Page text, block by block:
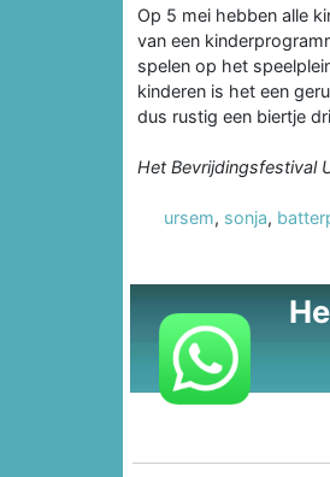
Op 5 mei hebben alle
van een
spelen op het
kinderen is het een
dus rustig een biertje
Het Bevrijdingsfestival
ursem, sonja,